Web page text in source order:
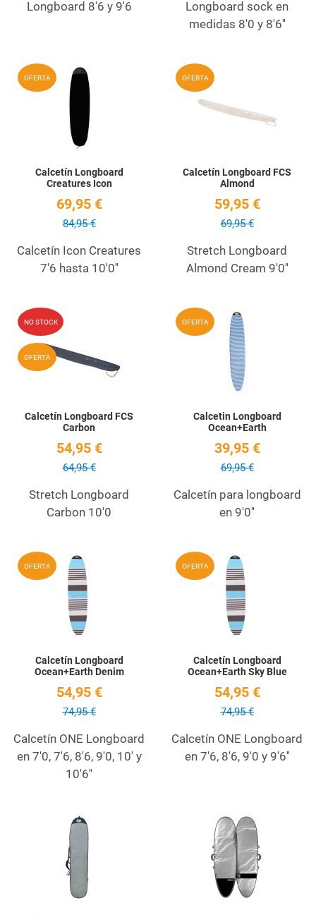
Longboard 8'6 y 9'6
Longboard sock en
medidas 8'0 y 8'6''
OFERTA Add to Wishlist
Quick View
Calcetín Longboard
Creatures Icon
69,95 €
84,95 €
Calcetín Icon Creatures
7'6 hasta 10'0''
OFERTA
Calcetín Longboard FCS
Almond
59,95 €
69,95 €
Stretch Longboard
Almond Cream 9'0''
NO STOCK
OFERTA
Add to Wishlist
Calcetín Longboard FCS
Carbon
54,95 €
64,95 €
Stretch Longboard
Carbon 10'0
OFERTA
Calcetin Longboard
Ocean+Earth
39,95 €
69,95 €
Calcetín para longboard
en 9'0''
OFERTA Add to Wishlist
Calcetín Longboard
Ocean+Earth Denim
54,95 €
74,95 €
Calcetín ONE Longboard
en 7'0, 7'6, 8'6, 9'0, 10' y
10'6''
OFERTA
Calcetín Longboard
Ocean+Earth Sky Blue
54,95 €
74,95 €
Calcetín ONE Longboard
en 7'6, 8'6, 9'0 y 9'6''
Add to Wishlist